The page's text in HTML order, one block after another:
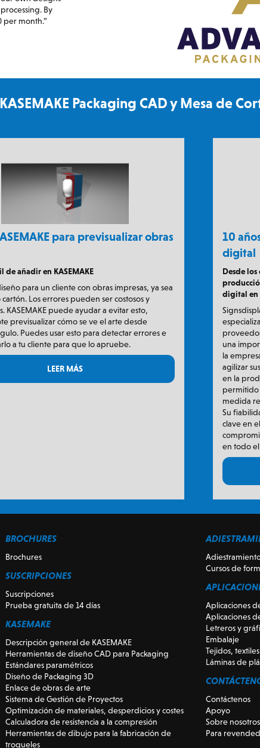
By
per month.”
Packaging CAD y Mesa de
para previsualizar obras
de añadir en KASEMAKE
para un cliente con obras impresas, ya sea
Los errores pueden ser costosos y
KASEMAKE puede ayudar a evitar esto,
previsualizar cómo se ve el arte desde
Puedes usar esto para detectar errores e
a tu cliente para que lo apruebe.
LEER MÁS
10
digital
Desde
digital en
una
la
agilizar
en la
permitido
medida
Su
clave en
en todo
BROCHURES
Brochures
SUSCRIPCIONES
Suscripciones
Prueba gratuita de 14 días
KASEMAKE
Descripción general de KASEMAKE
Herramientas de diseño CAD para Packaging
Estándares paramétricos
Diseño de Packaging 3D
Enlace de obras de arte
Sistema de Gestión de Proyectos
Optimización de materiales, desperdicios y costes
Calculadora de resistencia a la compresión
Herramientas de dibujo para la fabricación de
troqueles
Cursos de
Aplicaciones
Aplicaciones
Letreros y
Embalaje
Tejidos,
Láminas de
Contáctenos
Apoyo
Sobre nosotros
Para